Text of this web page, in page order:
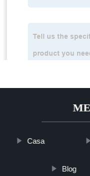
Casa
Blog